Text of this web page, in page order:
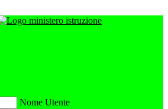
Nome Utente